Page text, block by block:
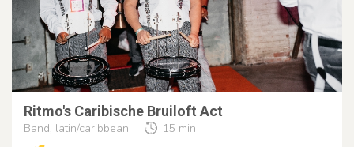
Ritmo's Caribische Bruiloft Act
Band, latin/caribbean 15 min